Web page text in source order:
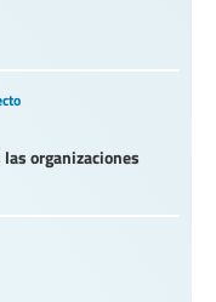
organizaciones